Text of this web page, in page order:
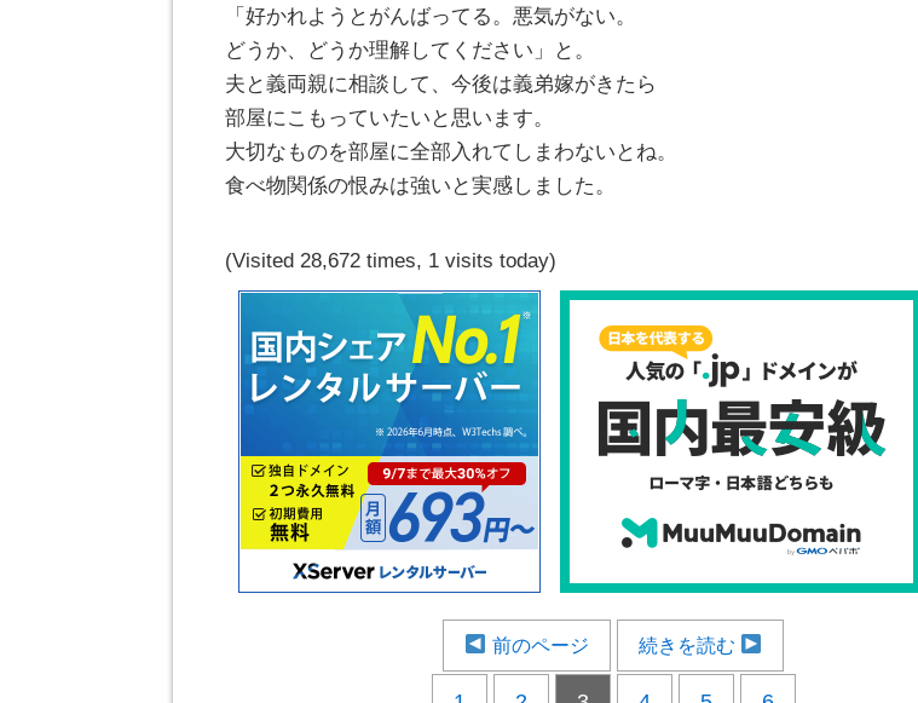
「好かれようとがんばってる。悪気がない。
どうか、どうか理解してください」と。
夫と義両親に相談して、今後は義弟嫁がきたら
部屋にこもっていたいと思います。
大切なものを部屋に全部入れてしまわないとね。
食べ物関係の恨みは強いと実感しました。
(Visited 28,672 times, 1 visits today)
前のページ 続きを読む